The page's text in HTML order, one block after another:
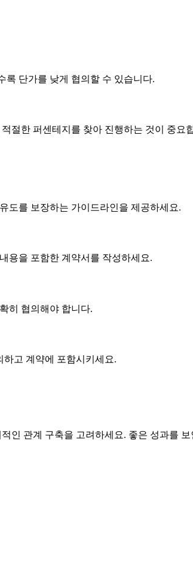
록 단가를 낮게 협의할 수 있습니다.
절한 퍼센테지를 찾아 진행하는 것이 중요
도를 보장하는 가이드라인을 제공하세요.
용을 포함한 계약서를 작성하세요.
히 협의해야 합니다.
고 계약에 포함시키세요.
인 관계 구축을 고려하세요. 좋은 성과를